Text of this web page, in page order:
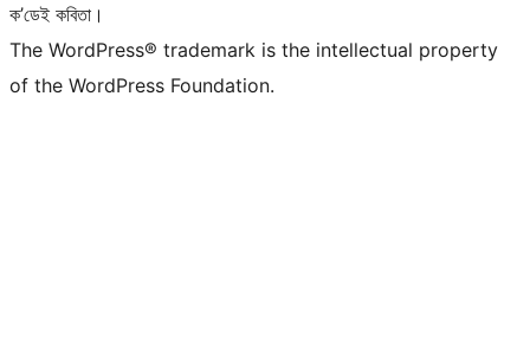
ক’ডেই কবিতা।
The WordPress® trademark is the intellectual property
of the WordPress Foundation.